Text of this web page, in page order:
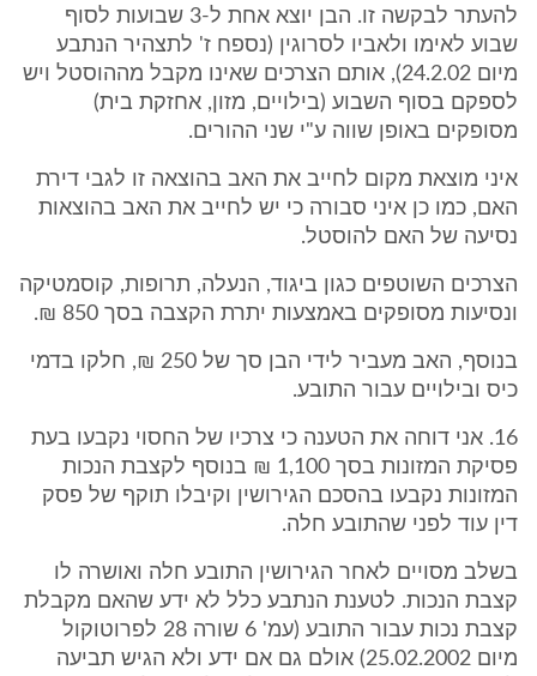
להעתר לבקשה זו. הבן יוצא אחת ל-3 שבועות לסוף
שבוע לאימו ולאביו לסרוגין (נספח ז' לתצהיר הנתבע
מיום 24.2.02), אותם הצרכים שאינו מקבל מההוסטל ויש
לספקם בסוף השבוע (בילויים, מזון, אחזקת בית)
מסופקים באופן שווה ע"י שני ההורים.
איני מוצאת מקום לחייב את האב בהוצאה זו לגבי דירת
האם, כמו כן איני סבורה כי יש לחייב את האב בהוצאות
נסיעה של האם להוסטל.
הצרכים השוטפים כגון ביגוד, הנעלה, תרופות, קוסמטיקה
ונסיעות מסופקים באמצעות יתרת הקצבה בסך 850 ₪.
בנוסף, האב מעביר לידי הבן סך של 250 ₪, חלקו בדמי
כיס ובילויים עבור התובע.
16. אני דוחה את הטענה כי צרכיו של החסוי נקבעו בעת
פסיקת המזונות בסך 1,100 ₪ בנוסף לקצבת הנכות
המזונות נקבעו בהסכם הגירושין וקיבלו תוקף של פסק
דין עוד לפני שהתובע חלה.
בשלב מסויים לאחר הגירושין התובע חלה ואושרה לו
קצבת הנכות. לטענת הנתבע כלל לא ידע שהאם מקבלת
קצבת נכות עבור התובע (עמ' 6 שורה 28 לפרוטוקול
מיום 25.02.2002) אולם גם אם ידע ולא הגיש תביעה